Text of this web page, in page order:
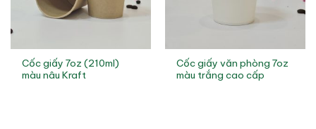
Cốc giấy 7oz (210ml)
màu nâu Kraft
Cốc giấy văn phòng 7oz
màu trắng cao cấp